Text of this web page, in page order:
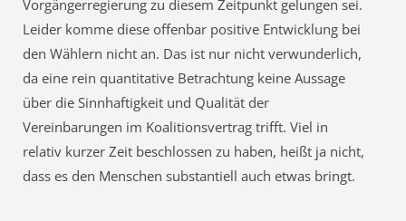
Vorgängerregierung zu diesem Zeitpunkt gelungen sei.
Leider komme diese offenbar positive Entwicklung bei
den Wählern nicht an. Das ist nur nicht verwunderlich,
da eine rein quantitative Betrachtung keine Aussage
über die Sinnhaftigkeit und Qualität der
Vereinbarungen im Koalitionsvertrag trifft. Viel in
relativ kurzer Zeit beschlossen zu haben, heißt ja nicht,
dass es den Menschen substantiell auch etwas bringt.